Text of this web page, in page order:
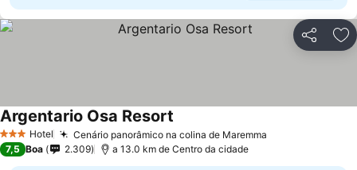
Partilhar
3 EstrelasHotel Cenário panorâmico na colina de Maremma
Argentario Osa Resort
7,5 Boa 2.309 a 13.0 km de Centro da cidade